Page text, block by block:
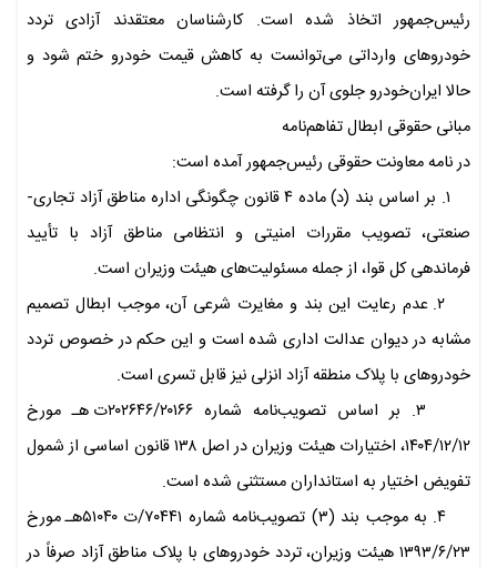
رئیس‌جمهور اتخاذ شده است. کارشناسان معتقدند آزادی تردد
خودروهای وارداتی می‌توانست به کاهش قیمت خودرو ختم شود و
حالا ایران‌خودرو جلوی آن را گرفته است.
مبانی حقوقی ابطال تفاهم‌نامه
در نامه معاونت حقوقی رئیس‌جمهور آمده است:
۱. بر اساس بند (د) ماده ۴ قانون چگونگی اداره مناطق آزاد تجاری-
صنعتی، تصویب مقررات امنیتی و انتظامی مناطق آزاد با تأیید
فرماندهی کل قوا، از جمله مسئولیت‌های هیئت وزیران است.
۲. عدم رعایت این بند و مغایرت شرعی آن، موجب ابطال تصمیم
مشابه در دیوان عدالت اداری شده است و این حکم در خصوص تردد
خودروهای با پلاک منطقه آزاد انزلی نیز قابل تسری است.
۳. بر اساس تصویب‌نامه شماره ۲۰۲۶۴۶/۲۰۱۶۶ت هـ مورخ
۱۴۰۴/۱۲/۱۲، اختیارات هیئت وزیران در اصل ۱۳۸ قانون اساسی از شمول
تفویض اختیار به استانداران مستثنی شده است.
۴. به موجب بند (۳) تصویب‌نامه شماره ۷۰۴۴۱/ت ۵۱۰۴۰هـ مورخ
۱۳۹۳/۶/۲۳ هیئت وزیران، تردد خودروهای با پلاک مناطق آزاد صرفاً در